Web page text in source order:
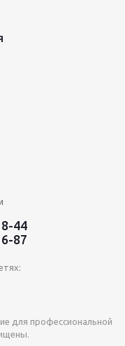
44
87
для профессиональной